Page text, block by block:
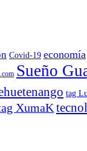
Covid-19 economía
Sueño
tag
XumaK